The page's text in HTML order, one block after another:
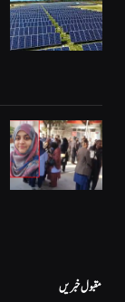
مقبول خبریں